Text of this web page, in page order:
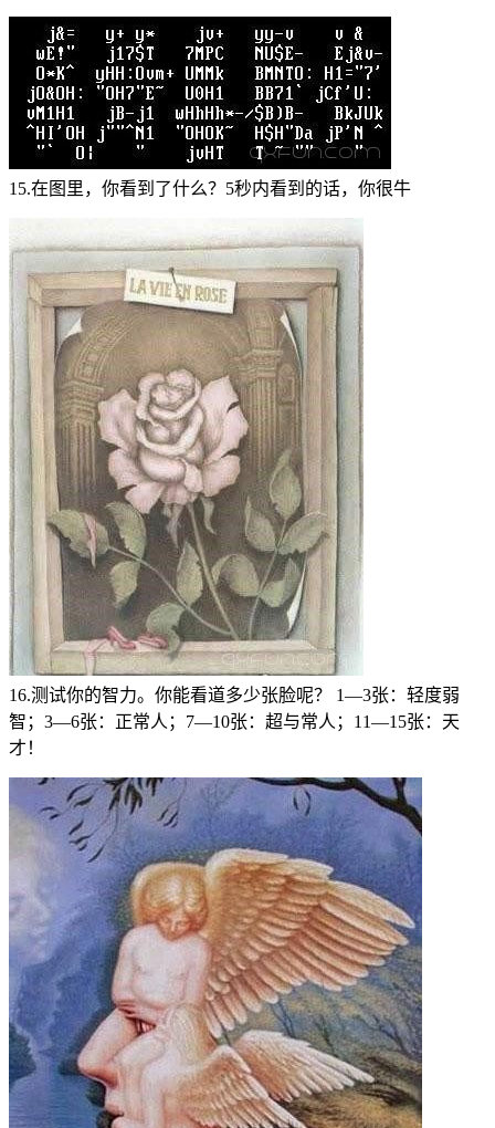
15.在图里，你看到了什么？5秒内看到的话，你很牛
16.测试你的智力。你能看道多少张脸呢？ 1—3张：轻度弱
智；3—6张：正常人；7—10张：超与常人；11—15张：天
才！